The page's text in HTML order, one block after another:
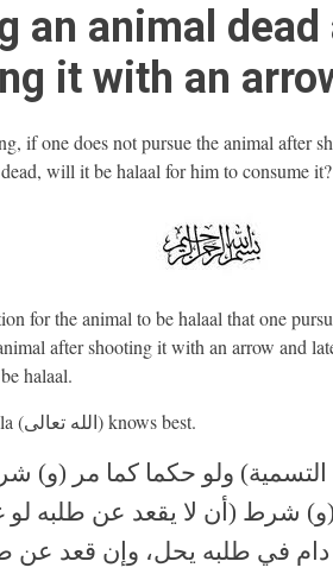
an animal
it with an
if one does not pursue the animal after
will it be halaal for him to consume it?
for the animal to be halaal that one
after shooting it with an arrow and
halaal.
And Allah Ta'ala (الله تعالى) knows best.
ولو حكما كما مر (و)
(و) شرط (أن لا يقعد عن طلبه لو
دام في طلبه يحل، وإن قعد عن